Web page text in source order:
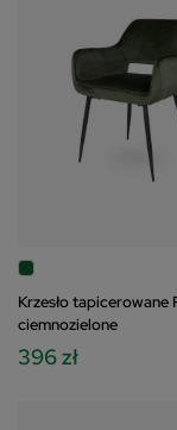
Krzesło tapicerowane
ciemnozielone
396 zł